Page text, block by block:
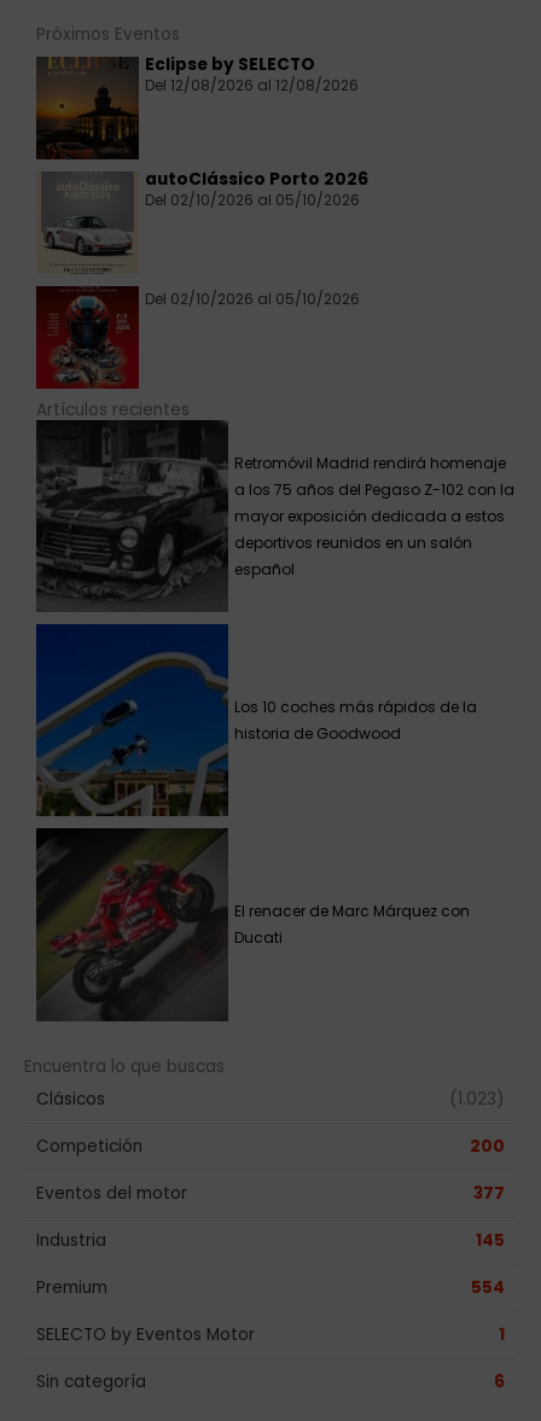
Próximos Eventos
Eclipse by SELECTO
Del 12/08/2026 al 12/08/2026
autoClássico Porto 2026
Del 02/10/2026 al 05/10/2026
Del 02/10/2026 al 05/10/2026
Artículos recientes
Retromóvil Madrid rendirá homenaje
a los 75 años del Pegaso Z-102 con la
mayor exposición dedicada a estos
deportivos reunidos en un salón
español
Los 10 coches más rápidos de la
historia de Goodwood
El renacer de Marc Márquez con
Ducati
Encuentra lo que buscas
Clásicos
(1.023)
Competición 200
Eventos del motor 377
Industria 145
Premium 554
SELECTO by Eventos Motor 1
Sin categoría 6